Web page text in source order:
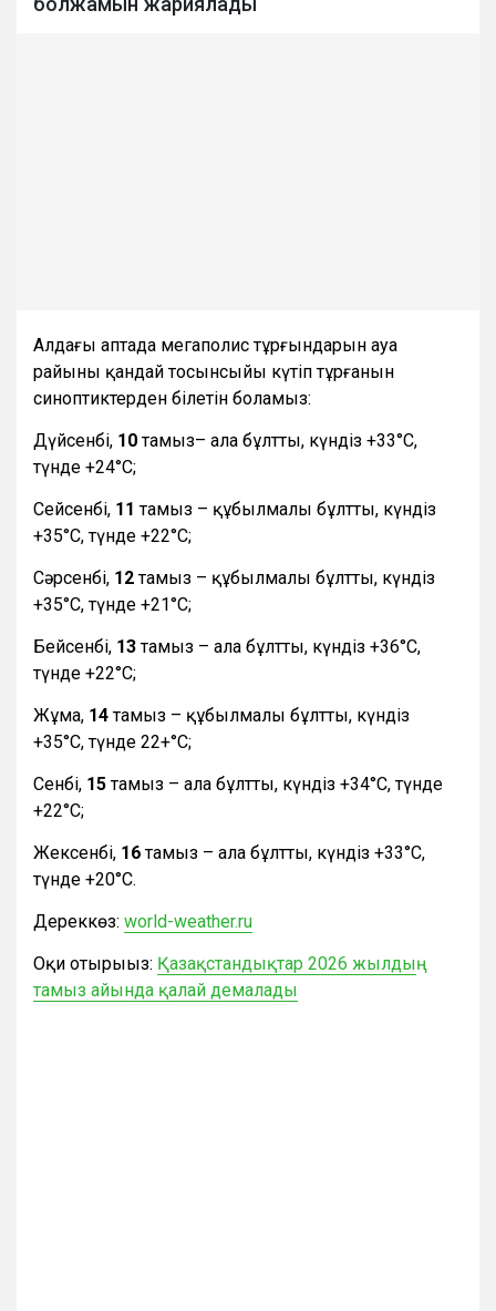
Алдағы аптада мегаполис тұрғындарын ауа
райының қандай тосынсыйы күтіп тұрғанын
синоптиктерден білетін боламыз:
Дүйсенбі, 10тамыз– ала бұлтты, күндіз +33°С,
түнде +24°С;
Сейсенбі, 11тамыз – құбылмалы бұлтты, күндіз
+35°С, түнде +22°С;
Сәрсенбі, 12тамыз – құбылмалы бұлтты, күндіз
+35°С, түнде +21°С;
Бейсенбі, 13тамыз – ала бұлтты, күндіз +36°С,
түнде +22°С;
Жұма, 14тамыз – құбылмалы бұлтты, күндіз
+35°С, түнде 22+°С;
Сенбі, 15тамыз – ала бұлтты, күндіз +34°С, түнде
+22°С;
Жексенбі, 16тамыз – ала бұлтты, күндіз +33°С,
түнде +20°С.
Дереккөз: world-weather.ru
Оқи отырыңыз: Қазақстандықтар 2026 жылдың
тамыз айында қалай демалады